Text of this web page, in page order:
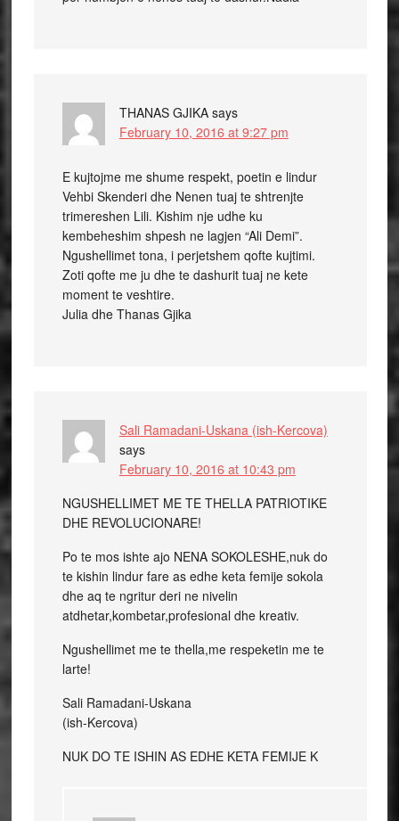
THANAS GJIKA says
February 10, 2016 at 9:27 pm
E kujtojme me shume respekt, poetin e lindur
Vehbi Skenderi dhe Nenen tuaj te shtrenjte
trimereshen Lili. Kishim nje udhe ku
kembeheshim shpesh ne lagjen “Ali Demi”.
Ngushellimet tona, i perjetshem qofte kujtimi.
Zoti qofte me ju dhe te dashurit tuaj ne kete
moment te veshtire.
Julia dhe Thanas Gjika
Sali Ramadani-Uskana (ish-Kercova)
says
February 10, 2016 at 10:43 pm
NGUSHELLIMET ME TE THELLA PATRIOTIKE
DHE REVOLUCIONARE!
Po te mos ishte ajo NENA SOKOLESHE,nuk do
te kishin lindur fare as edhe keta femije sokola
dhe aq te ngritur deri ne nivelin
atdhetar,kombetar,profesional dhe kreativ.
Ngushellimet me te thella,me respeketin me te
larte!
Sali Ramadani-Uskana
(ish-Kercova)
NUK DO TE ISHIN AS EDHE KETA FEMIJE K